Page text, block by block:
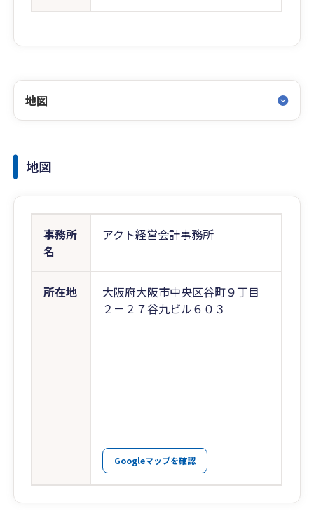
地図
地図
事務所
名
アクト経営会計事務所
所在地
大阪府大阪市中央区谷町９丁目
２－２７谷九ビル６０３
Googleマップを確認